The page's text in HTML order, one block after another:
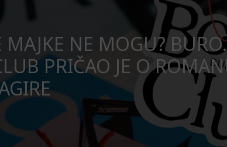
TREBA DA
OVU AMERIČKU SERIJU?